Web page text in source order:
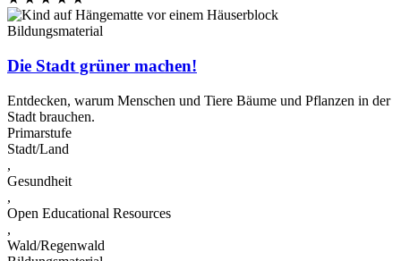
Bildungsmaterial
Die Stadt grüner machen!
Entdecken, warum Menschen und Tiere Bäume und Pflanzen in der
Stadt brauchen.
Primarstufe
Stadt/Land
,
Gesundheit
,
Open Educational Resources
,
Wald/Regenwald